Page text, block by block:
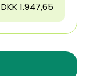
DKK 1.947,65